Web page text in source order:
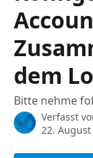
dem
Bitte nehme
Verfasst
22. August